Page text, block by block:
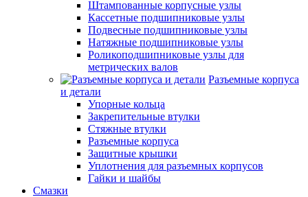
Штампованные корпусные узлы
Кассетные подшипниковые узлы
Подвесные подшипниковые узлы
Натяжные подшипниковые узлы
Роликоподшипниковые узлы для
метрических валов
Разъемные корпуса
и детали
Упорные кольца
Закрепительные втулки
Стяжные втулки
Разъемные корпуса
Защитные крышки
Уплотнения для разъемных корпусов
Гайки и шайбы
Смазки